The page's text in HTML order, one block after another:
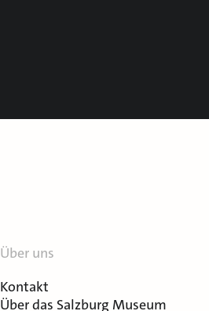
Über uns
Kontakt
Über das Salzburg Museum